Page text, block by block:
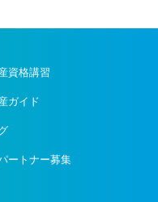
資格講習
ガイド
ートナー募集